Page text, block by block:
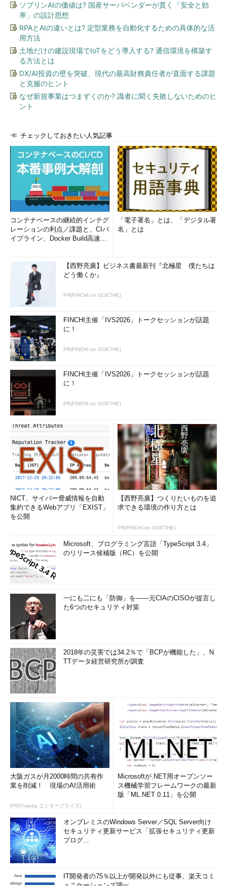
データ分析で価値を生み出すには、「アナリティクス・ライ
もの
ソブリンAIの価値は? 国産サーバベンダーが貫く「安全と効
率」の設計思想
RPAとAIの違いとは? 定型業務を自動化するための具体的な活
用方法
土地だけの建設現場でIoTをどう導入する? 通信環境を構築す
る方法とは
DX/AI投資の壁を突破、現代の最高財務責任者が直面する課題
と克服のヒント
なぜ新規事業はつまずくのか? 識者に聞く失敗しないためのヒ
ント
チェックしておきたい人気記事
コンテナベースの継続的インテグ
レーションの利点／課題と、CIパ
イプライン、Docker Build高速化
「電子署名」とは、「デジタル署
名」とは
【西野亮廣】ビジネス書最新刊『北極星 僕たちは
どう働くか』
PR(FINCHI on GOETHE)
FINCHI主催「IVS2026」トークセッションが話題
に！
PR(FINCHI on GOETHE)
FINCHI主催「IVS2026」トークセッションが話題
に！
PR(FINCHI on GOETHE)
NICT、サイバー脅威情報を自動
集約できるWebアプリ「EXIST」
を公開
【西野亮廣】つくりたいものを追
求できる環境の作り方とは
PR(FINCHI on GOETHE)
Microsoft、プログラミング言語「TypeScript 3.4」
のリリース候補版（RC）を公開
一にも二にも「防御」を――元CIAのCISOが提言し
た6つのセキュリティ対策
2018年の災害では34.2％で「BCPが機能した」、N
TTデータ経営研究所が調査
大阪ガスが月2000時間の共有作
業を削減！ 現場のAI活用術
PR(ITmedia エンタープライズ)
Microsoftが.NET用オープンソー
ス機械学習フレームワークの最新
版「ML.NET 0.11」を公開
オンプレミスのWindows Server／SQL Server向け
セキュリティ更新サービス「拡張セキュリティ更新
プログ...
IT開発者の75％以上が開発以外にも従事、楽天コミ